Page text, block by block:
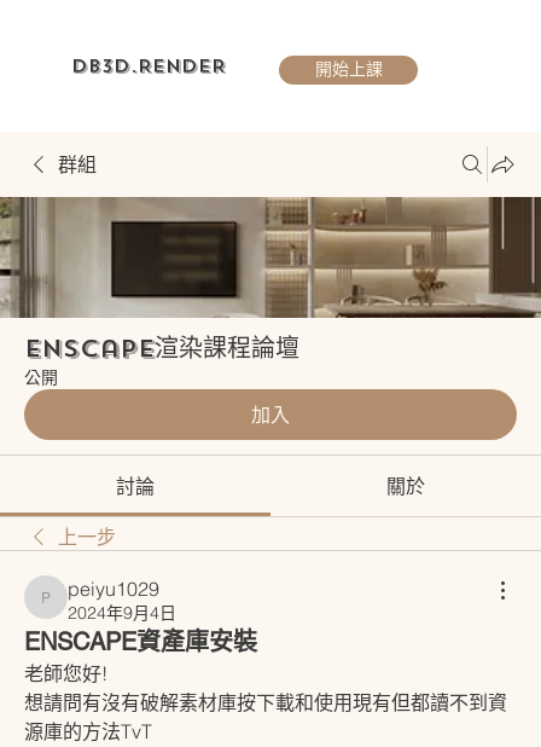
DB3D.RENDER 開始上課
群組
Enscape渲染課程論壇
公開
加入
討論 關於
上一步
peiyu1029
peiyu1029
2024年9月4日
ENSCAPE資產庫安裝
老師您好!
想請問有沒有破解素材庫按下載和使用現有但都讀不到資
源庫的方法TvT